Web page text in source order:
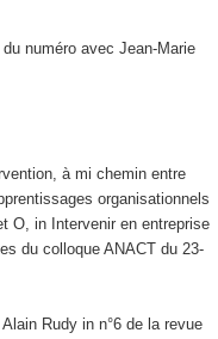
numéro avec Jean-Marie
à mi chemin entre
organisationnels
O, in Intervenir en entreprise
du colloque ANACT du 23-
Rudy in n°6 de la revue